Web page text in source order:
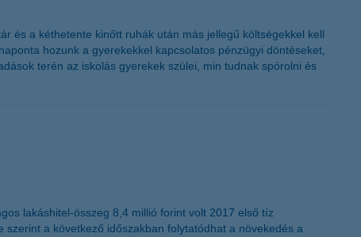
és a kéthetente kinőtt ruhák után más jellegű költségekkel kell
hozunk a gyerekekkel kapcsolatos pénzügyi döntéseket,
terén az iskolás gyerekek szülei, min tudnak spórolni és
lakáshitel-összeg 8,4 millió forint volt 2017 első tíz
a következő időszakban folytatódhat a növekedés a